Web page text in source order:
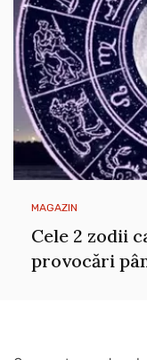
MAGAZIN
Cele 2 zodii
provocări